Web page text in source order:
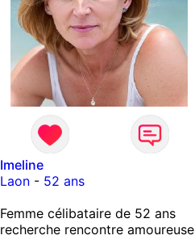
Imeline
Laon- 52 ans
Femme célibataire de 52 ans
recherche rencontre amoureuse